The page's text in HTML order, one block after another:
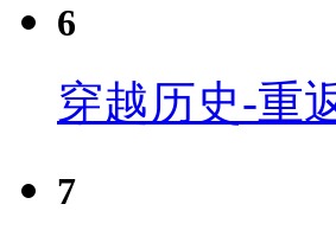
6
穿越历史-重
7